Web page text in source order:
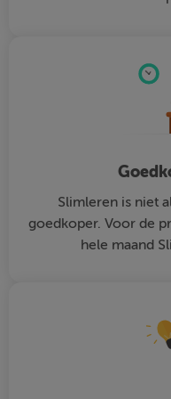
Slimleren is niet
goedkoper. Voor de
hele maand